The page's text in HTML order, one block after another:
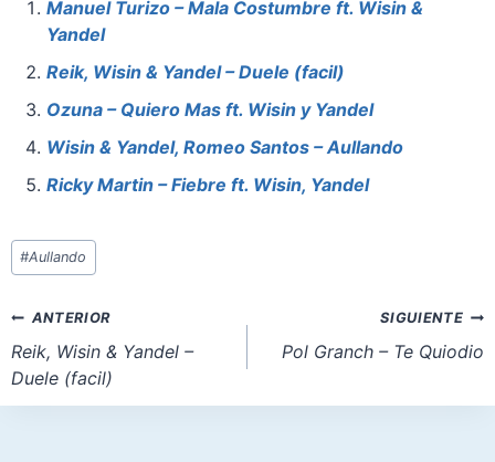
e
b
o
o
k
e s
p
p
o
o
n
l
e
Manuel Turizo – Mala Costumbre ft. Wisin &
Yandel
Reik, Wisin & Yandel – Duele (facil)
Ozuna – Quiero Mas ft. Wisin y Yandel
Wisin & Yandel, Romeo Santos – Aullando
Ricky Martin – Fiebre ft. Wisin, Yandel
Etiquetas
de
entrada:
#Aullando
Navegación
de
entradas
ANTERIOR
Reik, Wisin & Yandel –
Duele (facil)
SIGUIENTE
Pol Granch – Te Quiodio